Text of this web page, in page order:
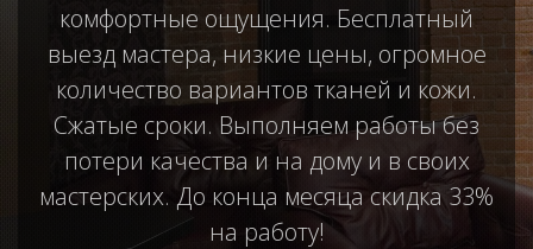
комфортные ощущения. Бесплатный
выезд мастера, низкие цены, огромное
количество вариантов тканей и кожи.
Сжатые сроки. Выполняем работы без
потери качества и на дому и в своих
мастерских. До конца месяца скидка 33%
на работу!